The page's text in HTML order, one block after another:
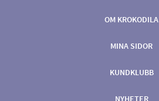
OM KROKODILA
MINA SIDOR
KUNDKLUBB